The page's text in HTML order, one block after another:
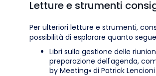
Letture e strumenti
Per ulteriori letture e strumenti,
possibilità di esplorare quanto
Libri sulla gestione delle
preparazione dell'agenda,
by Meeting» di Patrick Lencioni